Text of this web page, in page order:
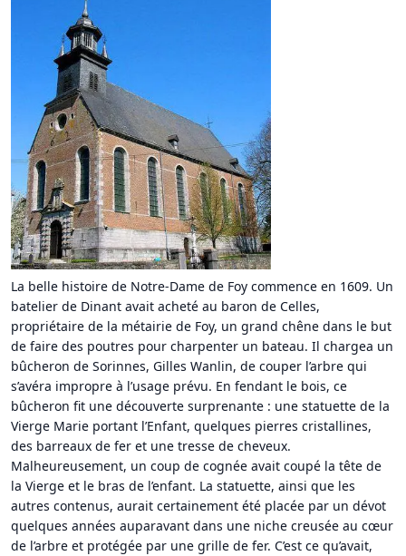
La belle histoire de Notre-Dame de Foy commence en 1609. Un
batelier de Dinant avait acheté au baron de Celles,
propriétaire de la métairie de Foy, un grand chêne dans le but
de faire des poutres pour charpenter un bateau. Il chargea un
bûcheron de Sorinnes, Gilles Wanlin, de couper l’arbre qui
s’avéra impropre à l’usage prévu. En fendant le bois, ce
bûcheron fit une découverte surprenante : une statuette de la
Vierge Marie portant l’Enfant, quelques pierres cristallines,
des barreaux de fer et une tresse de cheveux.
Malheureusement, un coup de cognée avait coupé la tête de
la Vierge et le bras de l’enfant. La statuette, ainsi que les
autres contenus, aurait certainement été placée par un dévot
quelques années auparavant dans une niche creusée au cœur
de l’arbre et protégée par une grille de fer. C’est ce qu’avait,